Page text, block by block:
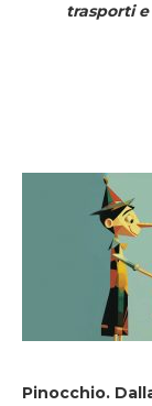
trasporti
Pinocchio.